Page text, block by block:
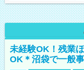
未経験OK！残業
OK＊沼袋で一般